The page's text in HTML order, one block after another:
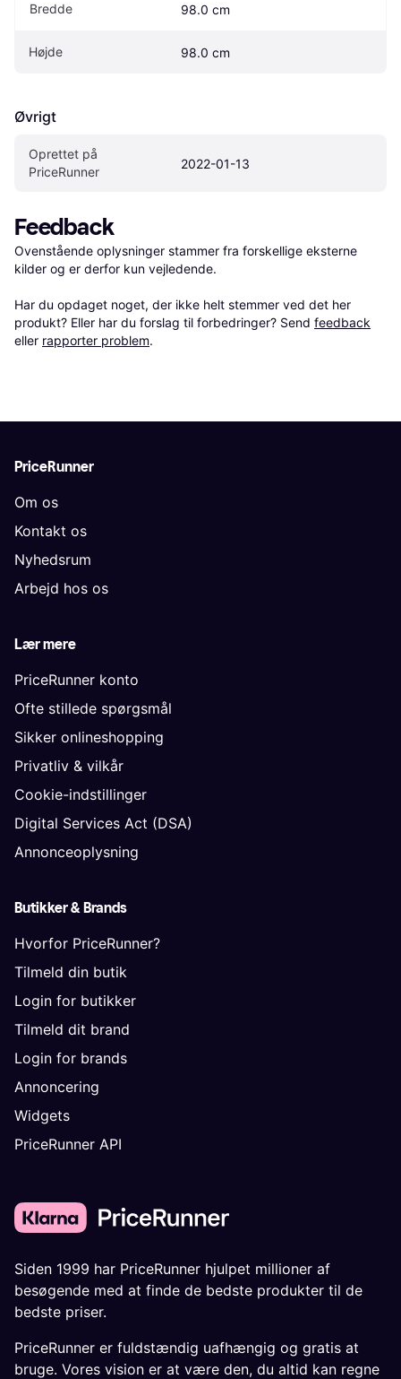
Bredde 98.0 cm
Højde 98.0 cm
Øvrigt
Oprettet på
PriceRunner
2022-01-13
Feedback
Ovenstående oplysninger stammer fra forskellige eksterne
kilder og er derfor kun vejledende.
Har du opdaget noget, der ikke helt stemmer ved det her
produkt? Eller har du forslag til forbedringer? Send feedback
eller rapporter problem.
PriceRunner
Om os
Kontakt os
Nyhedsrum
Arbejd hos os
Lær mere
PriceRunner konto
Ofte stillede spørgsmål
Sikker onlineshopping
Privatliv & vilkår
Cookie-indstillinger
Digital Services Act (DSA)
Annonceoplysning
Butikker & Brands
Hvorfor PriceRunner?
Tilmeld din butik
Login for butikker
Tilmeld dit brand
Login for brands
Annoncering
Widgets
PriceRunner API
Siden 1999 har PriceRunner hjulpet millioner af
besøgende med at finde de bedste produkter til de
bedste priser.
PriceRunner er fuldstændig uafhængig og gratis at
bruge. Vores vision er at være den, du altid kan regne